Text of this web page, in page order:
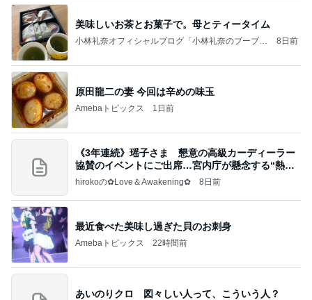
美味しいお茶とお菓子で。母とティータイム
小林礼奈オフィシャルブログ「小林礼奈のブーブー
8日前
原田龍二の妻 今回は辛めの味玉
Amebaトピックス 1日前
《3年連続》瑶子さま 懇意の高級カーディーラー
協賛のイベントにご出席…宮内庁が懸念する“熱心
すぎ
hirokoの✿Love＆Awakening✿ 8日前
最近食べた美味し過ぎた貝のお刺身
Amebaトピックス 22時間前
あいのりクロ 図々しい人って、こういう人？